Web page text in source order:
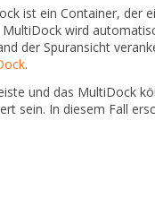
ist ein Container, der
wird
der Spuransicht
.
und das MultiDock
sein. In diesem Fall